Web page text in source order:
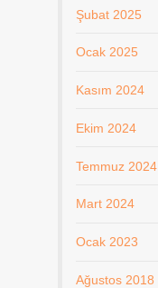
Şubat 2025
Ocak 2025
Kasım 2024
Ekim 2024
Temmuz 2024
Mart 2024
Ocak 2023
Ağustos 2018